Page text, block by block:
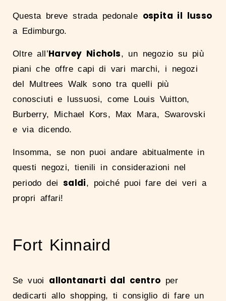
Questa breve strada pedonale ospita il lusso
a Edimburgo.
Oltre all’Harvey Nichols, un negozio su più
piani che offre capi di vari marchi, i negozi
del Multrees Walk sono tra quelli più
conosciuti e lussuosi, come Louis Vuitton,
Burberry, Michael Kors, Max Mara, Swarovski
e via dicendo.
Insomma, se non puoi andare abitualmente in
questi negozi, tienili in considerazioni nel
periodo dei saldi, poiché puoi fare dei veri a
propri affari!
Fort Kinnaird
Se vuoi allontanarti dal centro per
dedicarti allo shopping, ti consiglio di fare un